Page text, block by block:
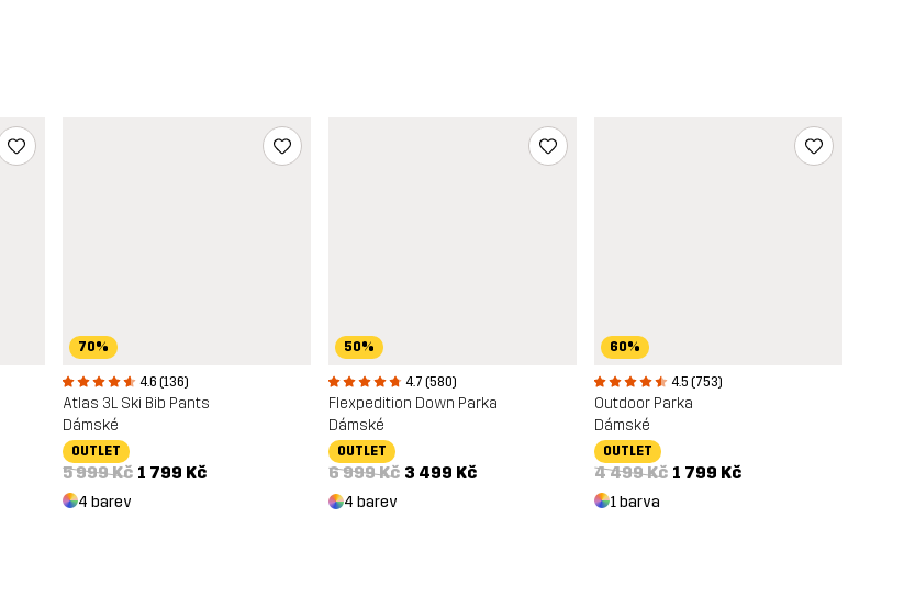
70%
4.6 (136)
Atlas 3L Ski Bib Pants
Dámské
OUTLET
5 999 Kč 1 799 Kč
4 barev
50%
4.7 (580)
Flexpedition Down Parka
Dámské
OUTLET
6 999 Kč 3 499 Kč
4 barev
60%
4.5 (753)
Outdoor Parka
Dámské
OUTLET
4 499 Kč 1 799 Kč
1 barva